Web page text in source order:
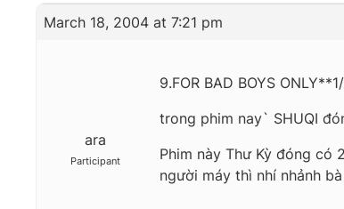
March 18, 2004 at 7:21 pm
ara
Participant
9.FOR BAD BOYS
trong phim nay` SHUQI
Phim này Thư Kỳ đóng có
người máy thì nhí nhảnh